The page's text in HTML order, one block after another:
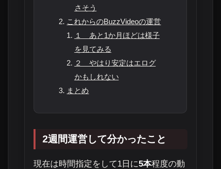
さそう
これからのBuzzVideoの運営
１ あと1か月ほどは様子
を見てみる
２ やはり安定はエログ
かもしれない
まとめ
2週間運営して分かったこと
現在は時間指定をして1日に5本程度の動